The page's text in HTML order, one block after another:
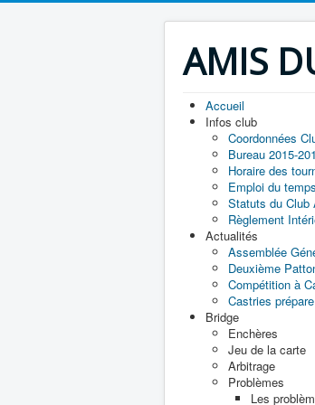
AMIS
Accueil
Infos club
Coordonnées
Bureau 2015-
Horaire des
Emploi du
Statuts du Club
Règlement
Actualités
Assemblée
Deuxième
Compétition à
Castries
Bridge
Enchères
Jeu de la carte
Arbitrage
Problèmes
Les